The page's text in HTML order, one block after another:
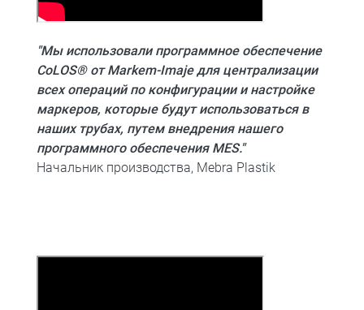
"Мы использовали программное обеспечение
CoLOS® от Markem-Imaje для централизации
всех операций по конфигурации и настройке
маркеров, которые будут использоваться в
наших трубах, путем внедрения нашего
программного обеспечения MES."
Начальник производства, Mebra Plastik